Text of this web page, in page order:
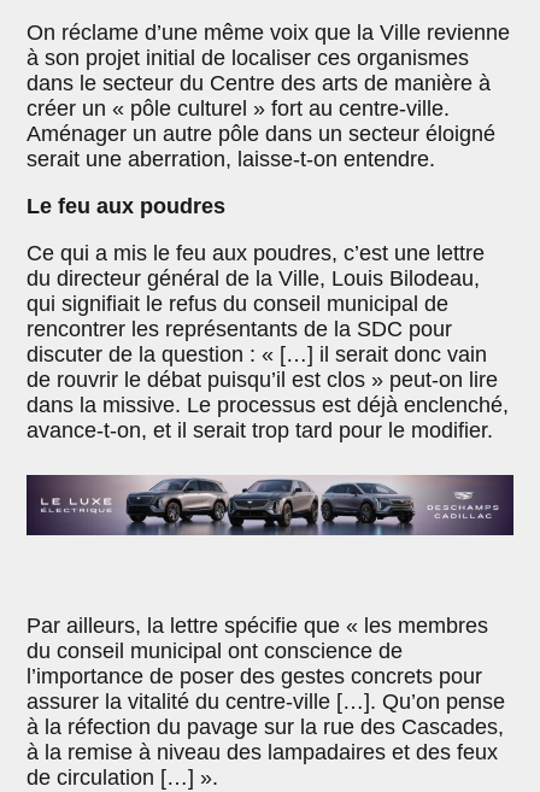
On réclame d’une même voix que la Ville revienne
à son projet initial de localiser ces organismes
dans le secteur du Centre des arts de manière à
créer un « pôle culturel » fort au centre-ville.
Aménager un autre pôle dans un secteur éloigné
serait une aberration, laisse-t-on entendre.
Le feu aux poudres
Ce qui a mis le feu aux poudres, c’est une lettre
du directeur général de la Ville, Louis Bilodeau,
qui signifiait le refus du conseil municipal de
rencontrer les représentants de la SDC pour
discuter de la question : « […] il serait donc vain
de rouvrir le débat puisqu’il est clos » peut-on lire
dans la missive. Le processus est déjà enclenché,
avance-t-on, et il serait trop tard pour le modifier.
Par ailleurs, la lettre spécifie que « les membres
du conseil municipal ont conscience de
l’importance de poser des gestes concrets pour
assurer la vitalité du centre-ville […]. Qu’on pense
à la réfection du pavage sur la rue des Cascades,
à la remise à niveau des lampadaires et des feux
de circulation […] ».